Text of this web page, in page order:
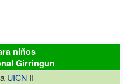
niños
Girringun
UICN II